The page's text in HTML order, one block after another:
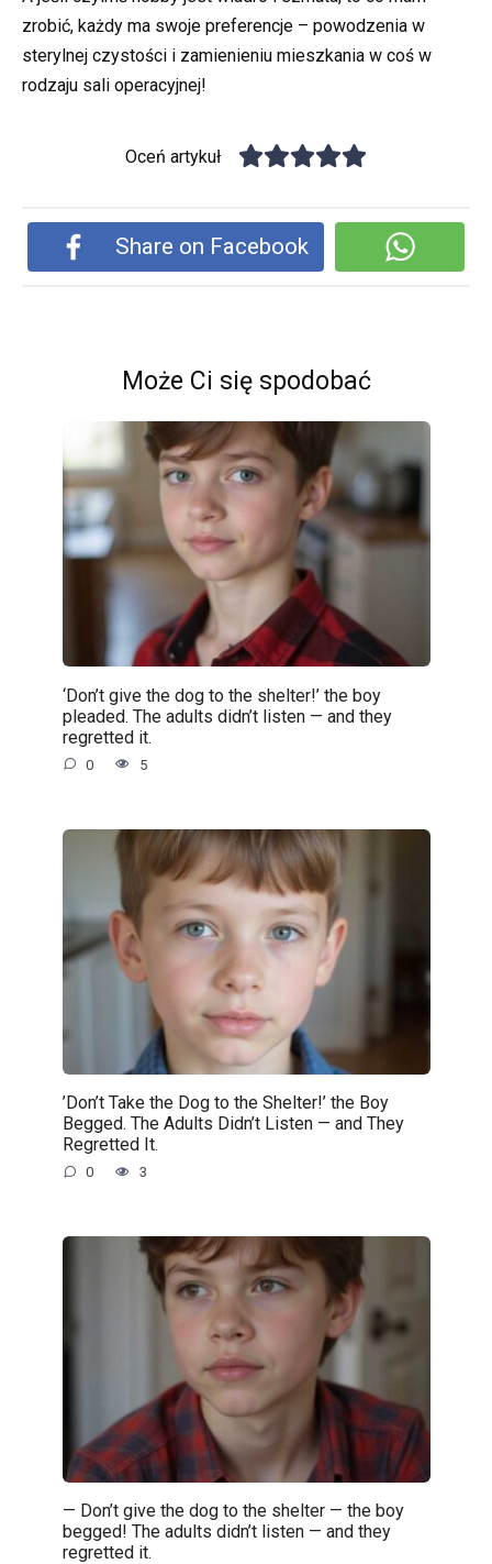
zrobić, każdy ma swoje preferencje – powodzenia w
sterylnej czystości i zamienieniu mieszkania w coś w
rodzaju sali operacyjnej!
Oceń artykuł
Share on Facebook
Może Ci się spodobać
‘Don’t give the dog to the shelter!’ the boy
pleaded. The adults didn’t listen — and they
regretted it.
0 5
’Don’t Take the Dog to the Shelter!’ the Boy
Begged. The Adults Didn’t Listen — and They
Regretted It.
0 3
— Don’t give the dog to the shelter — the boy
begged! The adults didn’t listen — and they
regretted it.